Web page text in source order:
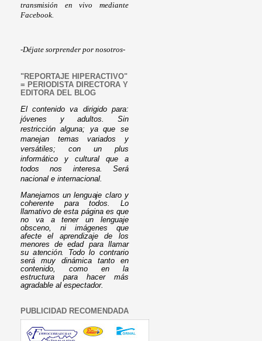
transmisión en vivo mediante
Facebook.
-Déjate sorprender por nosotros-
"REPORTAJE HIPERACTIVO"
= PERIODISTA DIRECTORA Y
EDITORA DEL BLOG
El contenido va dirigido para:
jóvenes y adultos. Sin
restricción alguna; ya que se
manejan temas variados y
versátiles; con un plus
informático y cultural que a
todos nos interesa. Será
nacional e internacional.
Manejamos un lenguaje claro y
coherente para todos. Lo
llamativo de esta página es que
no va a tener un lenguaje
obsceno, ni imágenes que
afecte el aprendizaje de los
menores de edad para llamar
su atención. Todo lo contrario
será muy dinámica tanto en
contenido, como en la
estructura para hacer más
agradable al espectador.
PUBLICIDAD RECOMENDADA